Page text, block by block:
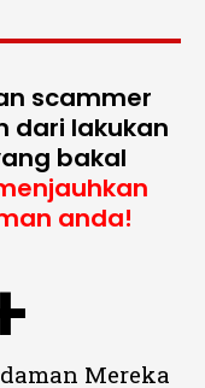
scammer
dari lakukan
bakal
anda!
Mereka